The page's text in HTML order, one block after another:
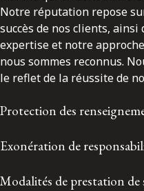
Notre réputation repose
succès de nos clients,
expertise et notre
nous sommes reconnus.
le reflet de la réussite de
Protection des
Exonération de
Modalités de prestation de